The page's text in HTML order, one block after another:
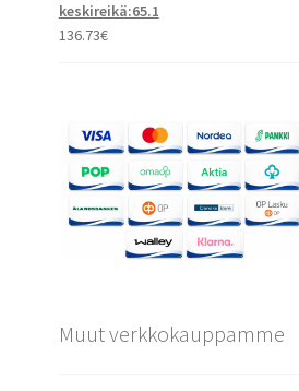
keskireikä:65.1
136.73€
Muut verkkokauppamme